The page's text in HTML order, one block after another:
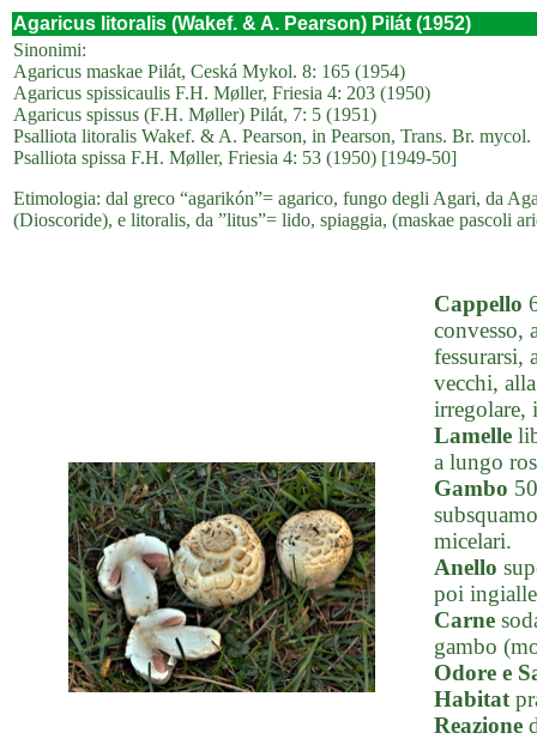
Agaricus litoralis (Wakef. & A. Pearson) Pilát (1952)
Sinonimi:
Agaricus maskae Pilát, Ceská Mykol. 8: 165 (1954)
Agaricus spissicaulis F.H. Møller, Friesia 4: 203 (1950)
Agaricus spissus (F.H. Møller) Pilát, 7: 5 (1951)
Psalliota litoralis Wakef. & A. Pearson, in Pearson, Trans. Br.
Psalliota spissa F.H. Møller, Friesia 4: 53 (1950) [1949-50]
Etimologia: dal greco “agarikón”= agarico, fungo degli Agari, da
(Dioscoride), e litoralis, da ”litus”= lido, spiaggia, (maskae pascoli
Cappello
convesso,
fessurarsi,
vecchi,
irregolare,
Lamelle
a lungo
Gambo
micelari.
Anello
poi
Carne
gambo
Odore e
Habitat
Reazione